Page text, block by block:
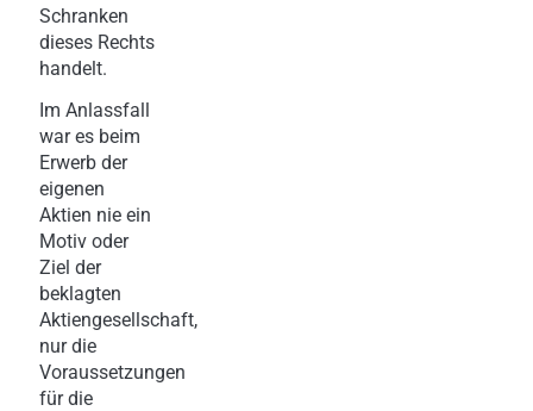
Schranken
dieses Rechts
handelt.
Im Anlassfall
war es beim
Erwerb der
eigenen
Aktien nie ein
Motiv oder
Ziel der
beklagten
Aktiengesellschaft,
nur die
Voraussetzungen
für die